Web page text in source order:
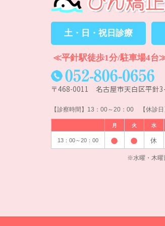
土・日・祝日診療
≪平針駅徒歩1分/駐車場4台
〒468-0011 名古屋市天白区平針
【診察時間】13：00～20：00 【休診日
月 火 水
13：00～20：00 休
※水曜・木曜